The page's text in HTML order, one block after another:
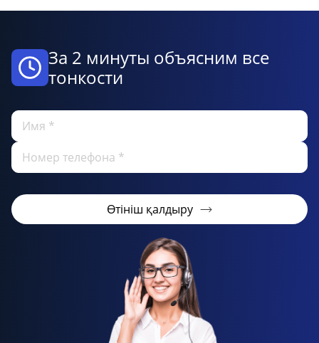
За 2 минуты объясним все
тонкости
Өтініш қалдыру